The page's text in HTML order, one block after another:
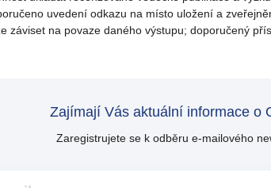
uvedení odkazu na místo uložení a
záviset na povaze daného výstupu; doporučený
Zajímají Vás aktuální informace o
Zaregistrujete se k odběru e-mailového